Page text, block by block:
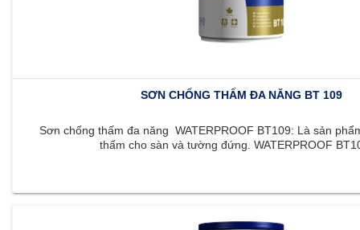
SƠN CHỐNG THẤM ĐA NĂNG BT 109
Sơn chống thấm đa năng WATERPROOF BT109: Là sản
thấm cho sàn và tường đứng. WATERPROOF